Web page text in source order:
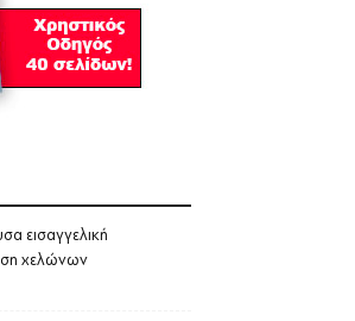
εισαγγελική
χελώνων